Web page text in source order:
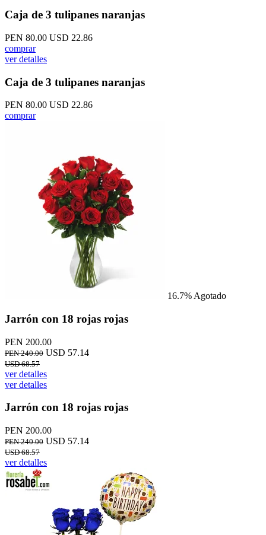
Caja de 3 tulipanes naranjas
PEN 80.00 USD 22.86
comprar
ver detalles
Caja de 3 tulipanes naranjas
PEN 80.00 USD 22.86
comprar
16.7% Agotado
Jarrón con 18 rojas rojas
PEN 200.00
PEN 240.00 USD 57.14
USD 68.57
ver detalles
ver detalles
Jarrón con 18 rojas rojas
PEN 200.00
PEN 240.00 USD 57.14
USD 68.57
ver detalles